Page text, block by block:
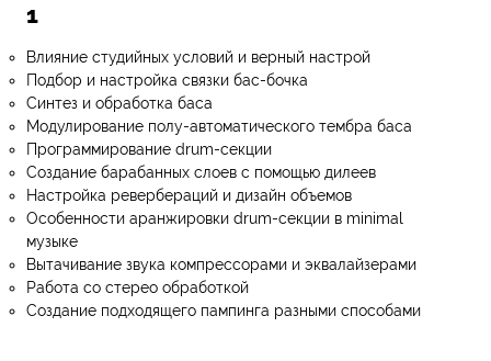
1
Влияние студийных условий и верный настрой
Подбор и настройка связки бас-бочка
Синтез и обработка баса
Модулирование полу-автоматического тембра баса
Программирование drum-секции
Создание барабанных слоев с помощью дилеев
Настройка ревербераций и дизайн объемов
Особенности аранжировки drum-секции в minimal
музыке
Вытачивание звука компрессорами и эквалайзерами
Работа со стерео обработкой
Создание подходящего пампинга разными способами